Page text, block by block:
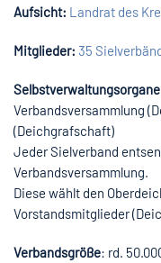
Aufsicht: Landrat des
Mitglieder: 35
Verbandsversammlung
(Deichgrafschaft)
Jeder Sielverband
Verbandsversammlung.
Diese wählt den
Vorstandsmitglieder
Verbandsgröße: rd.